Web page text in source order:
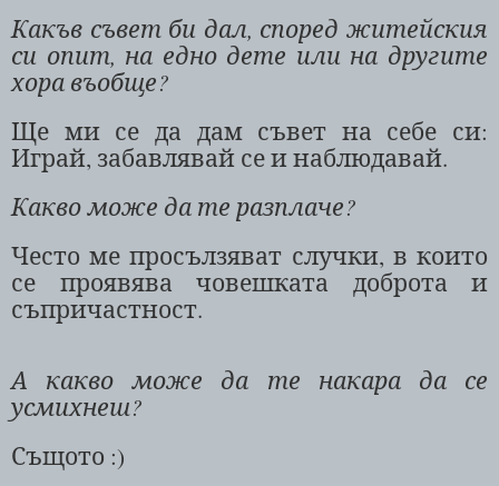
Какъв съвет би дал, според житейския
си опит, на едно дете или на другите
хора въобще?
Ще ми се да дам съвет на себе си:
Играй, забавлявай се и наблюдавай.
Какво може да те разплаче?
Често ме просълзяват случки, в които
се проявява човешката доброта и
съпричастност.
А какво може да те накара да се
усмихнеш?
Същото :)